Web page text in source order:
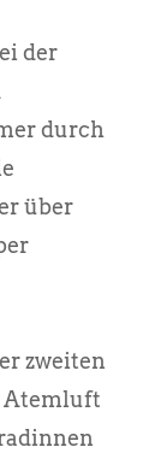
der
durch
über
zweiten
Atemluft